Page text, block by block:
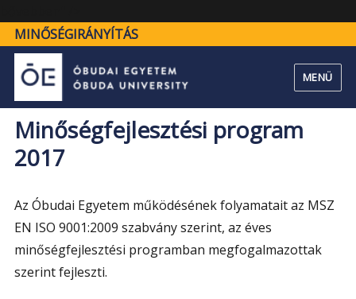
program
2017"
MINŐSÉGIRÁNYÍTÁS
MENÜ
Minőségfejlesztési program
2017
Az Óbudai Egyetem működésének folyamatait az MSZ
EN ISO 9001:2009 szabvány szerint, az éves
minőségfejlesztési programban megfogalmazottak
szerint fejleszti.